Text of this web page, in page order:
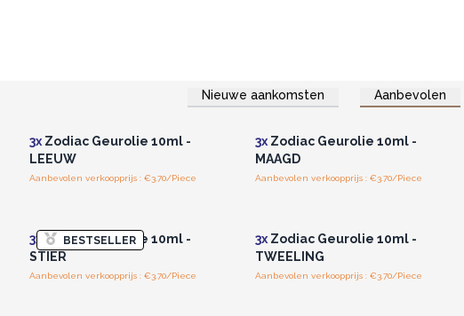
Nieuwe aankomsten Aanbevolen
3x Zodiac Geurolie 10ml -
LEEUW
Aanbevolen verkoopprijs : €3.70/Piece
Log in of registreer u voor
groothandelsprijzen.
3xZodiac Geurolie 10ml -
MAAGD
Aanbevolen verkoopprijs : €3.70/Piece
BESTSELLER
3x
Zodiac Geurolie 10ml -
STIER
Aanbevolen verkoopprijs : €3.70/Piece
3xZodiac Geurolie 10ml -
TWEELING
Aanbevolen verkoopprijs : €3.70/Piece